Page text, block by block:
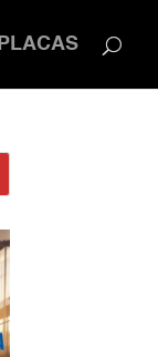
PLACAS